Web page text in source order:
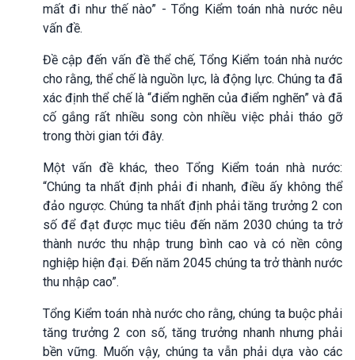
mất đi như thế nào” - Tổng Kiểm toán nhà nước nêu
vấn đề.
Đề cập đến vấn đề thể chế, Tổng Kiểm toán nhà nước
cho rằng, thể chế là nguồn lực, là động lực. Chúng ta đã
xác định thể chế là “điểm nghẽn của điểm nghẽn” và đã
cố gắng rất nhiều song còn nhiều việc phải tháo gỡ
trong thời gian tới đây.
Một vấn đề khác, theo Tổng Kiểm toán nhà nước:
“Chúng ta nhất định phải đi nhanh, điều ấy không thể
đảo ngược. Chúng ta nhất định phải tăng trưởng 2 con
số để đạt được mục tiêu đến năm 2030 chúng ta trở
thành nước thu nhập trung bình cao và có nền công
nghiệp hiện đại. Đến năm 2045 chúng ta trở thành nước
thu nhập cao”.
Tổng Kiểm toán nhà nước cho rằng, chúng ta buộc phải
tăng trưởng 2 con số, tăng trưởng nhanh nhưng phải
bền vững. Muốn vậy, chúng ta vẫn phải dựa vào các